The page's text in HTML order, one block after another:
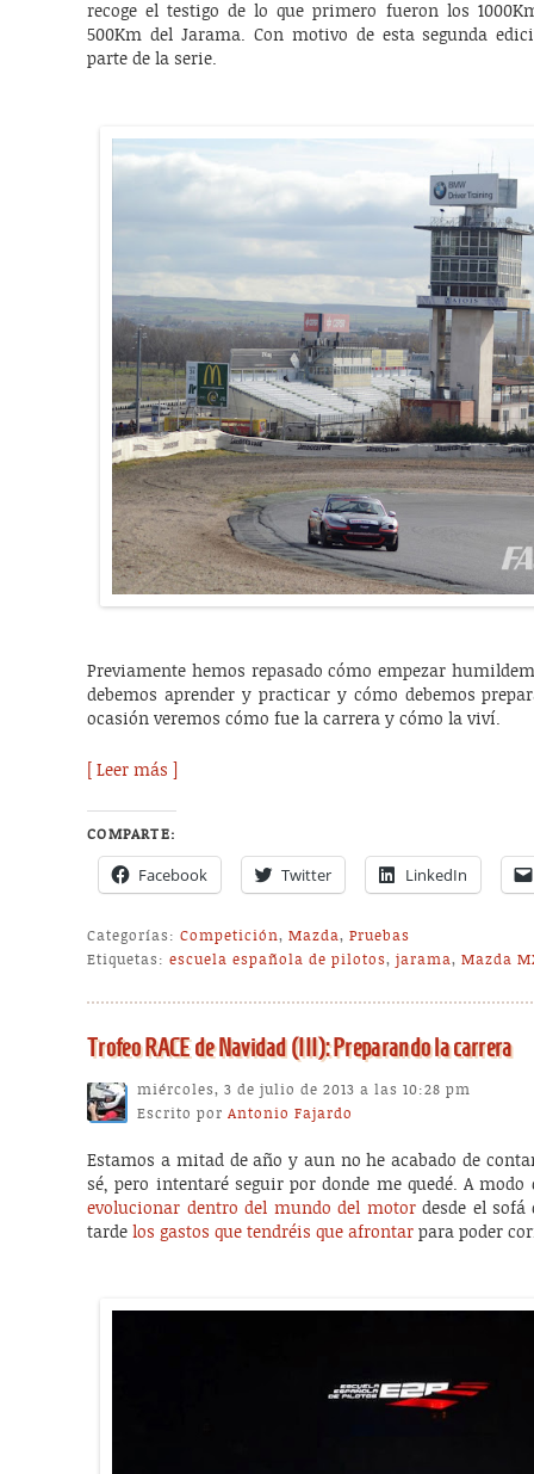
recoge el testigo de lo que primero fueron los
500Km del Jarama. Con motivo de esta segunda
parte de la serie.
Previamente hemos repasado cómo empezar
debemos aprender y practicar y cómo debemos
ocasión veremos cómo fue la carrera y cómo la viví.
[ Leer más ]
COMPARTE:
Facebook Twitter LinkedIn
Categorías: Competición,Mazda,Pruebas
Etiquetas: escuela española de pilotos,jarama,Mazda
Trofeo RACE de Navidad (III): Preparando la carrera
miércoles, 3 de julio de 2013 a las 10:28 pm
Escrito porAntonio Fajardo
Estamos a mitad de año y aun no he acabado de
sé, pero intentaré seguir por donde me quedé. A
evolucionar dentro del mundo del motordesde el sofá
tardelos gastos que tendréis que afrontar para poder